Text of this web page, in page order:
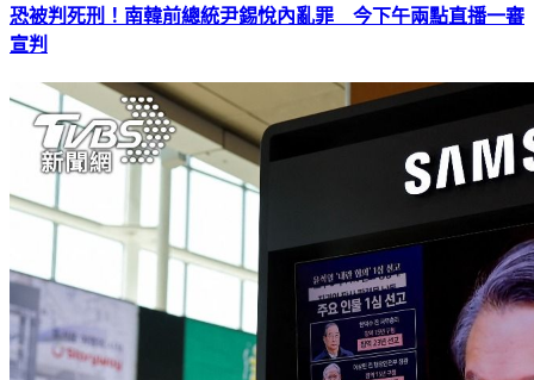
恐被判死刑！南韓前總統尹錫悅內亂罪 今下午兩點直播一審
宣判